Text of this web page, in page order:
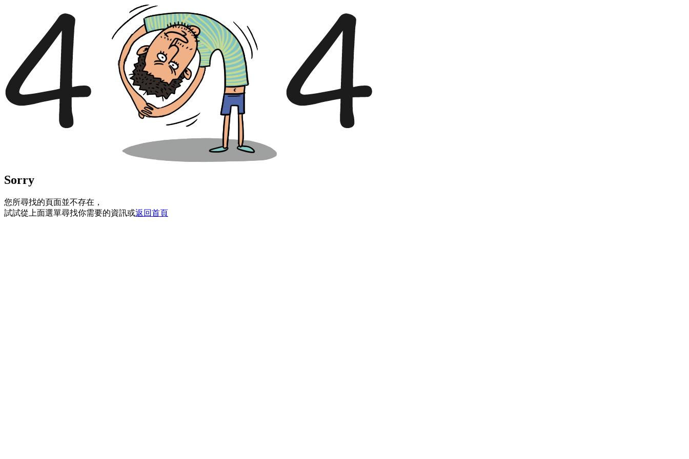
Sorry
您所尋找的頁面並不存在，
試試從上面選單尋找你需要的資訊或返回首頁